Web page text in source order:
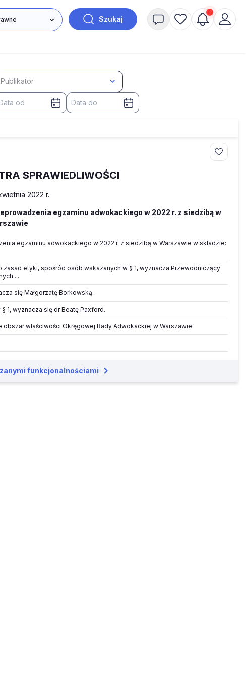
Szukaj
Publikator
SPRAWIEDLIWOŚCI
2022 r.
egzaminu adwokackiego w 2022 r. z siedzibą w
egzaminu adwokackiego w 2022 r. z siedzibą w Warszawie w składzie:
etyki, spośród osób wskazanych w § 1, wyznacza Przewodniczący
...
się Małgorzatę Borkowską.
1, wyznacza się dr Beatę Paxford.
właściwości Okręgowej Rady Adwokackiej w Warszawie.
funkcjonalnościami